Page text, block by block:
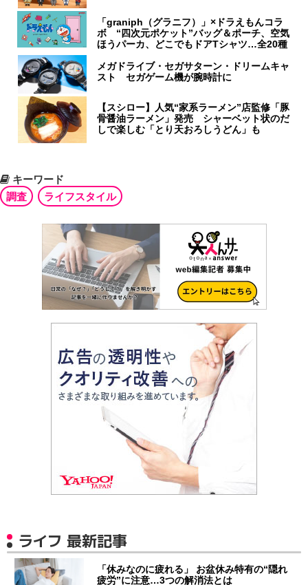
「graniph（グラニフ）」×ドラえもんコラ
ボ “四次元ポケット”バッグ＆ポーチ、空気
ほうパーカ、どこでもドアTシャツ…全20種
メガドライブ・セガサターン・ドリームキャ
スト セガゲーム機が腕時計に
【スシロー】人気“家系ラーメン”店監修「豚
骨醤油ラーメン」発売 シャーベット状のだ
しで楽しむ「とり天おろしうどん」も
キーワード
調査
ライフスタイル
ライフ 最新記事
「休みなのに疲れる」 お盆休み特有の“隠れ
疲労”に注意…3つの解消法とは